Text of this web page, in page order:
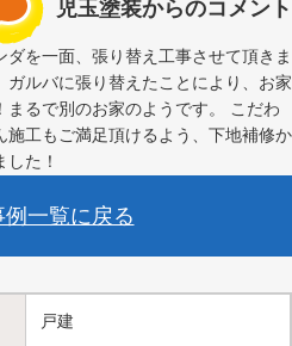
児玉塗装からのコメント
を一面、張り替え工事させて頂きま
ガルバに張り替えたことにより、お家
るで別のお家のようです。 こだわ
施工もご満足頂けるよう、下地補修か
た！
例一覧に戻る
戸建